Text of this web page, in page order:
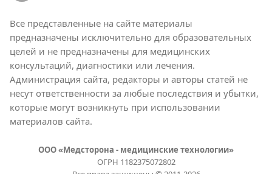
Все представленные на сайте материалы
предназначены исключительно для образовательных
целей и не предназначены для медицинских
консультаций, диагностики или лечения.
Администрация сайта, редакторы и авторы статей не
несут ответственности за любые последствия и убытки,
которые могут возникнуть при использовании
материалов сайта.
ООО «Медсторона - медицинские технологии»
ОГРН 1182375072802